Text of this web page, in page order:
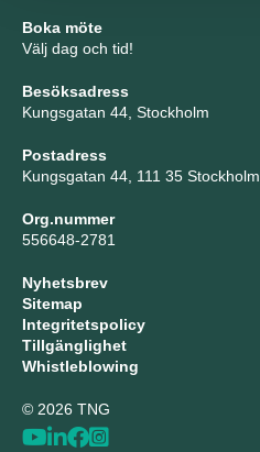
Boka möte
Välj dag och tid!
Besöksadress
Kungsgatan 44, Stockholm
Postadress
Kungsgatan 44, 111 35 Stockholm
Org.nummer
556648-2781
Nyhetsbrev
Sitemap
Integritetspolicy
Tillgänglighet
Whistleblowing
© 2026 TNG